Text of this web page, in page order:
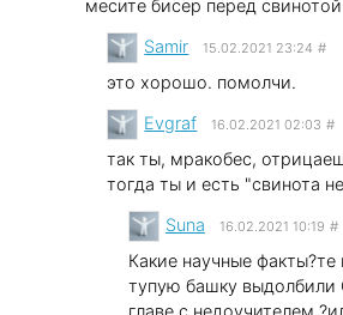
месите бисер перед
Samir 15.02.2021 23:24 #
это хорошо. помолчи.
Evgraf 16.02.2021 02:03 #
так ты, мракобес,
тогда ты и есть "свинота
Suna 16.02.2021 10:19 #
Какие научные
тупую башку
главе с недоучителем